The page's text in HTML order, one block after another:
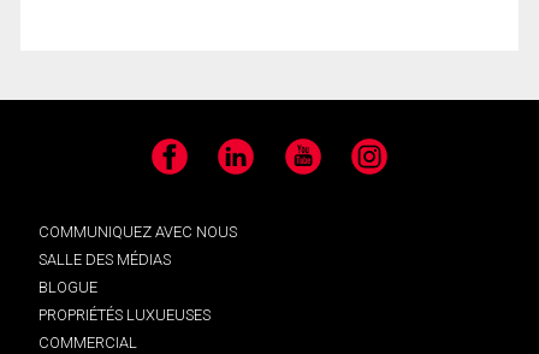
Facebook LinkedIn YouTube Instagram
COMMUNIQUEZ AVEC NOUS
SALLE DES MÉDIAS
BLOGUE
PROPRIÉTÉS LUXUEUSES
COMMERCIAL